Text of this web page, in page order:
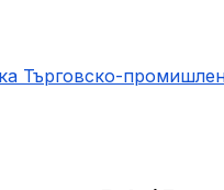
Търговско-